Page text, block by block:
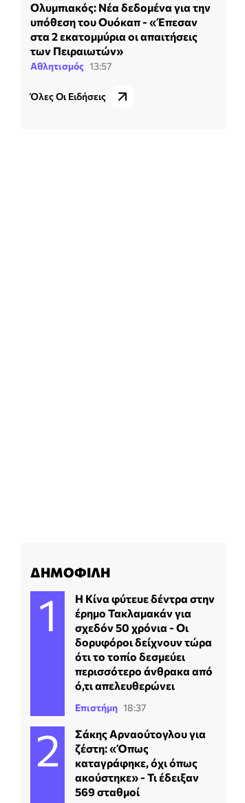
Ολυμπιακός: Νέα δεδομένα για την
υπόθεση του Ουόκαπ - «Έπεσαν
στα 2 εκατομμύρια οι απαιτήσεις
των Πειραιωτών»
Αθλητισμός 13:57
Όλες Οι Ειδήσεις
ΔΗΜΟΦΙΛΗ
Η Κίνα φύτευε δέντρα στην
έρημο Τακλαμακάν για
σχεδόν 50 χρόνια - Οι
δορυφόροι δείχνουν τώρα
ότι το τοπίο δεσμεύει
περισσότερο άνθρακα από
ό,τι απελευθερώνει
Επιστήμη 18:37
Σάκης Αρναούτογλου για
ζέστη: «Όπως
καταγράφηκε, όχι όπως
ακούστηκε» - Τι έδειξαν
569 σταθμοί